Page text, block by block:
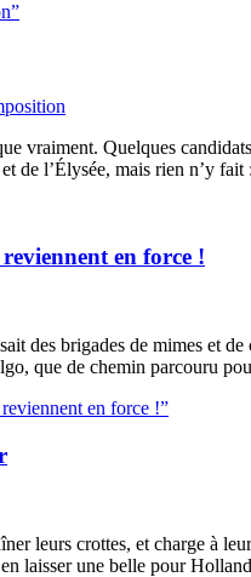
vraiment. Quelques
de l’Élysée, mais rien n’y
en force !
des brigades de mimes et
que de chemin parcouru
en force !”
leurs crottes, et charge à
laisser une belle pour